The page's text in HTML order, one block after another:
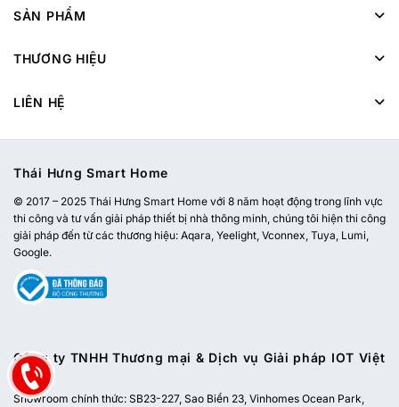
SẢN PHẨM
THƯƠNG HIỆU
LIÊN HỆ
Thái Hưng Smart Home
© 2017 – 2025 Thái Hưng Smart Home với 8 năm hoạt động trong lĩnh vực
thi công và tư vấn giải pháp thiết bị nhà thông minh, chúng tôi hiện thi công
giải pháp đến từ các thương hiệu: Aqara, Yeelight, Vconnex, Tuya, Lumi,
Google.
Công ty TNHH Thương mại & Dịch vụ Giải pháp IOT Việt
Nam
Showroom chính thức: SB23-227, Sao Biển 23, Vinhomes Ocean Park,